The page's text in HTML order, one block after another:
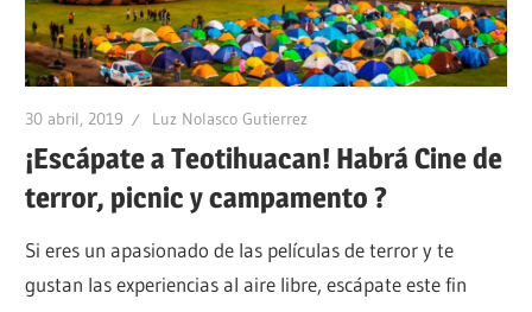
30 abril, 2019 Luz Nolasco Gutierrez
¡Escápate a Teotihuacan! Habrá Cine de
terror, picnic y campamento ?
Si eres un apasionado de las películas de terror y te
gustan las experiencias al aire libre, escápate este fin